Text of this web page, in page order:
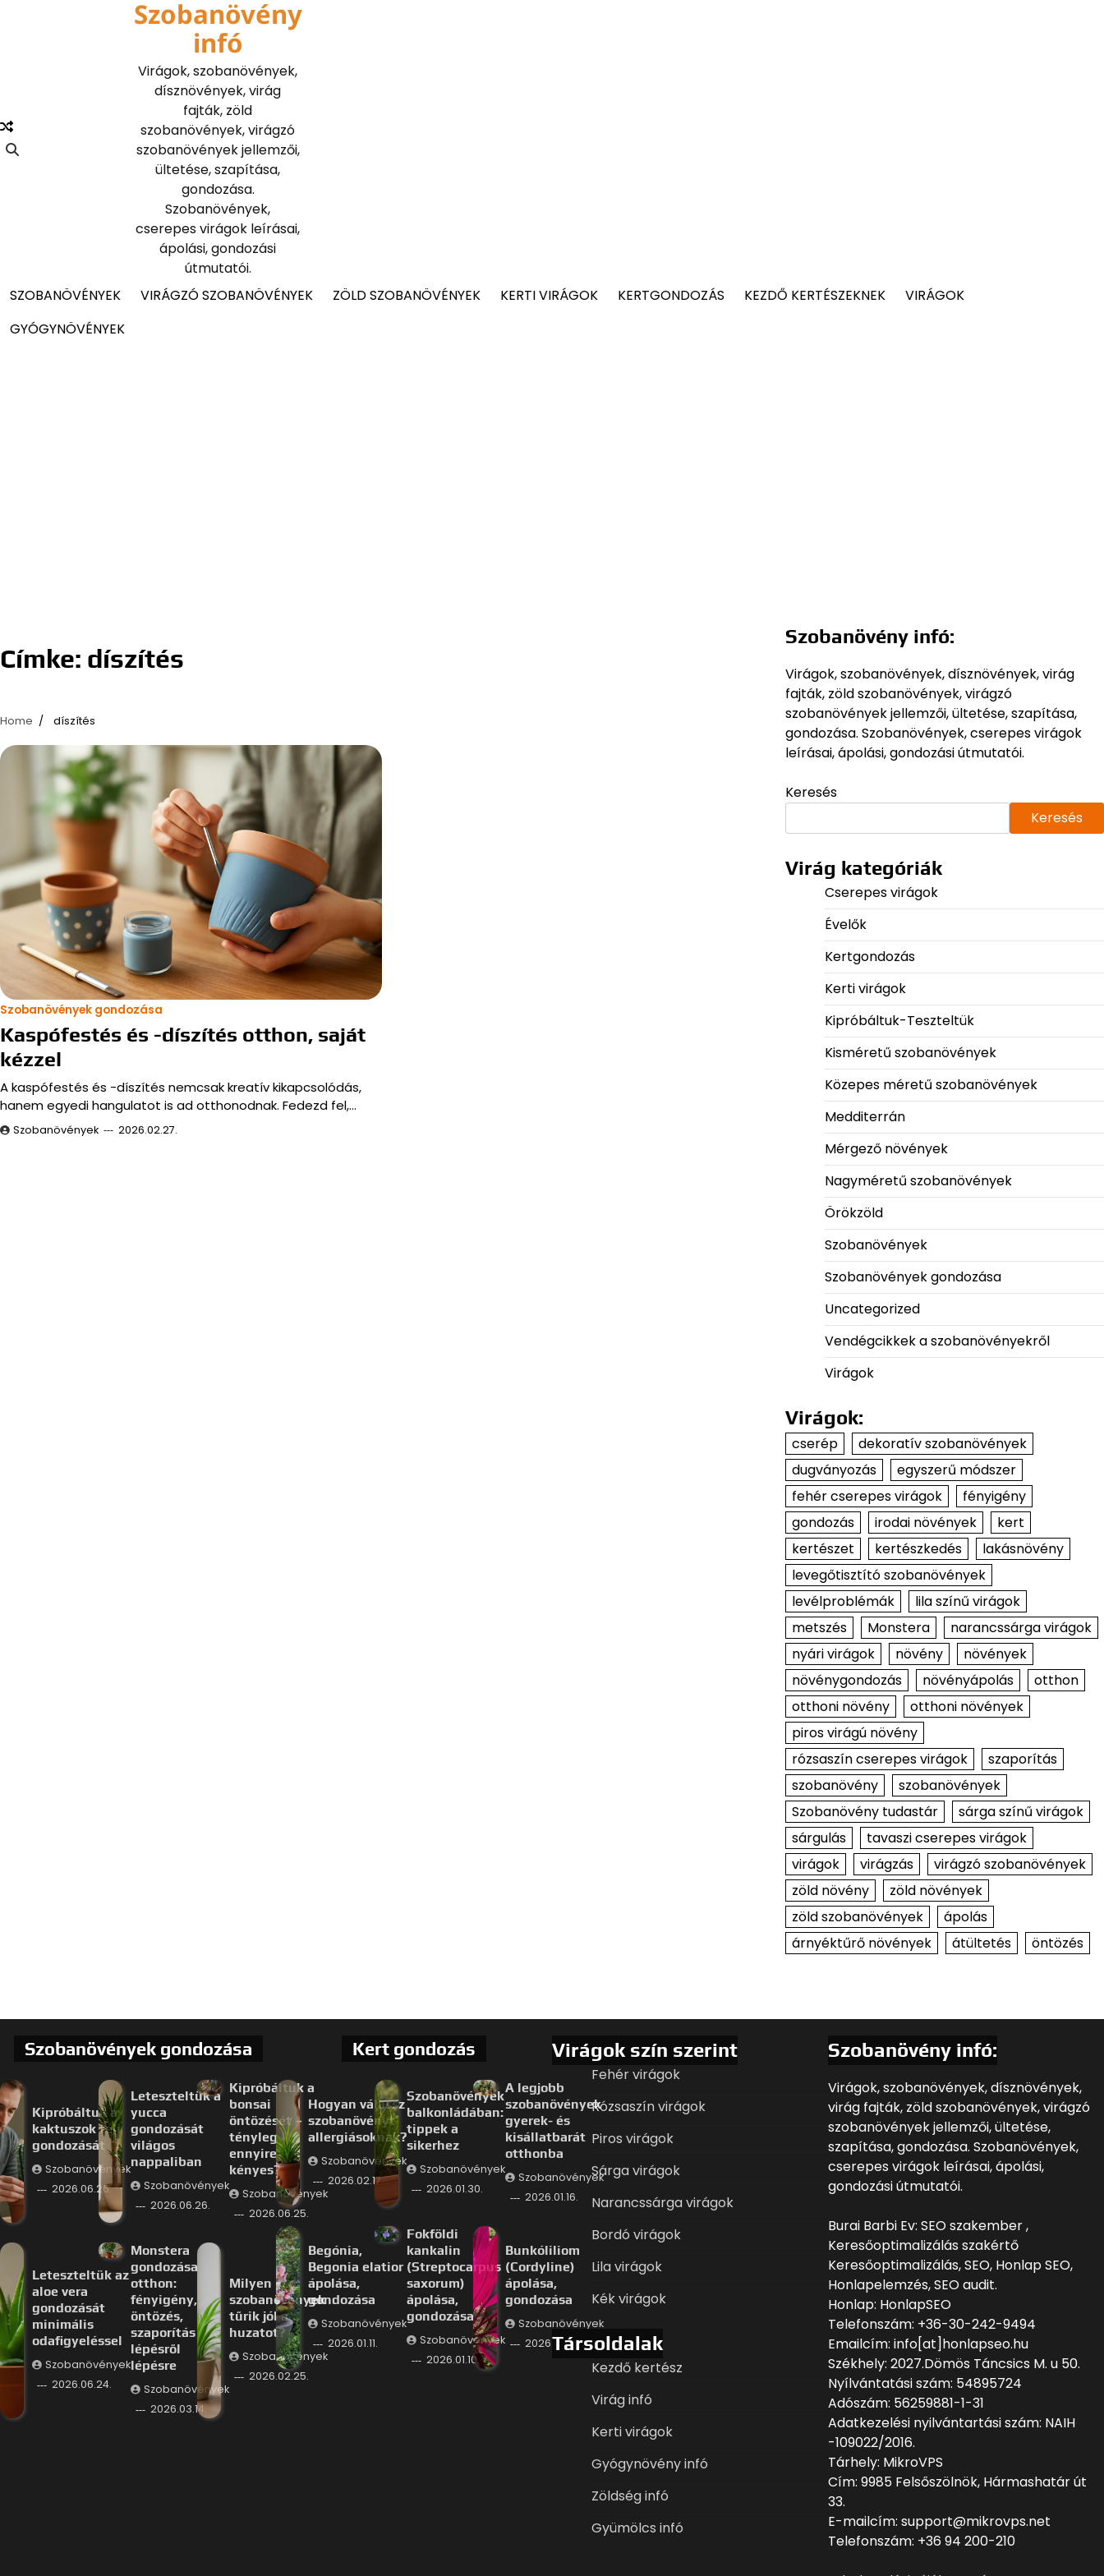
Szobanövény
infó
Virágok, szobanövények,
dísznövények, virág
fajták, zöld
szobanövények, virágzó
szobanövények jellemzői,
ültetése, szapítása,
gondozása.
Szobanövények,
cserepes virágok leírásai,
ápolási, gondozási
útmutatói.
SZOBANÖVÉNYEK
VIRÁGZÓ SZOBANÖVÉNYEK ZÖLD SZOBANÖVÉNYEK KERTI VIRÁGOK KERTGONDOZÁS KEZDŐ KERTÉSZEKNEK
VIRÁGOK
GYÓGYNÖVÉNYEK
Címke: díszítés
Home díszítés
Szobanövények gondozása
Kaspófestés és -díszítés otthon, saját
kézzel
A kaspófestés és -díszítés nemcsak kreatív kikapcsolódás,
hanem egyedi hangulatot is ad otthonodnak. Fedezd fel,…
Szobanövények 2026.02.27.
Szobanövény infó:
Virágok, szobanövények, dísznövények, virág
fajták, zöld szobanövények, virágzó
szobanövények jellemzői, ültetése, szapítása,
gondozása. Szobanövények, cserepes virágok
leírásai, ápolási, gondozási útmutatói.
Keresés
Keresés
Virág kategóriák
Cserepes virágok
Évelők
Kertgondozás
Kerti virágok
Kipróbáltuk-Teszteltük
Kisméretű szobanövények
Közepes méretű szobanövények
Medditerrán
Mérgező növények
Nagyméretű szobanövények
Örökzöld
Szobanövények
Szobanövények gondozása
Uncategorized
Vendégcikkek a szobanövényekről
Virágok
Virágok:
cserép
dekoratív szobanövények
dugványozás
egyszerű módszer
fehér cserepes virágok
fényigény
gondozás
irodai növények
kert
kertészet
kertészkedés
lakásnövény
levegőtisztító szobanövények
levélproblémák
lila színű virágok
metszés
Monstera
narancssárga virágok
nyári virágok
növény
növények
növénygondozás
növényápolás
otthon
otthoni növény
otthoni növények
piros virágú növény
rózsaszín cserepes virágok
szaporítás
szobanövény
szobanövények
Szobanövény tudastár
sárga színű virágok
sárgulás
tavaszi cserepes virágok
virágok
virágzás
virágzó szobanövények
zöld növény
zöld növények
zöld szobanövények
ápolás
árnyéktűrő növények
átültetés öntözés
Szobanövények gondozása
Kipróbáltuk a
kaktuszok téli
gondozását
Szobanövények
2026.06.26.
Leteszteltük a
yucca
gondozását
világos
nappaliban
Szobanövények
2026.06.26.
Kipróbáltuk a
bonsai
öntözését –
tényleg
ennyire
kényes?
Szobanövények
2026.06.25.
Leteszteltük az
aloe vera
gondozását
minimális
odafigyeléssel
Szobanövények
2026.06.24.
Monstera
gondozása
otthon:
fényigény,
öntözés,
szaporítás
lépésről
lépésre
Szobanövények
2026.03.14.
Milyen
szobanövények
tűrik jól a
huzatot?
Szobanövények
2026.02.25.
Kert gondozás
Hogyan válassz
szobanövényt
allergiásoknak?
Szobanövények
2026.02.17.
Szobanövények
balkonládában:
tippek a
sikerhez
Szobanövények
2026.01.30.
A legjobb
szobanövények
gyerek- és
kisállatbarát
otthonba
Szobanövények
2026.01.16.
Begónia,
Begonia elatior
ápolása,
gondozása
Szobanövények
2026.01.11.
Fokföldi
kankalin
(Streptocarpus
saxorum)
ápolása,
gondozása
Szobanövények
2026.01.10.
Bunkóliliom
(Cordyline)
ápolása,
gondozása
Szobanövények
2026.01.09.
Virágok szín szerint
Fehér virágok
Rózsaszín virágok
Piros virágok
Sárga virágok
Narancssárga virágok
Bordó virágok
Lila virágok
Kék virágok
Társoldalak
Kezdő kertész
Virág infó
Kerti virágok
Gyógynövény infó
Zöldség infó
Gyümölcs infó
Szobanövény infó:
Virágok, szobanövények, dísznövények,
virág fajták, zöld szobanövények, virágzó
szobanövények jellemzői, ültetése,
szapítása, gondozása. Szobanövények,
cserepes virágok leírásai, ápolási,
gondozási útmutatói.
Burai Barbi Ev: SEO szakember ,
Keresőoptimalizálás szakértő
Keresőoptimalizálás, SEO, Honlap SEO,
Honlapelemzés, SEO audit.
Honlap: HonlapSEO
Telefonszám: +36-30-242-9494
Emailcím: info[at]honlapseo.hu
Székhely: 2027.Dömös Táncsics M. u 50.
Nyílvántatási szám: 54895724
Adószám: 56259881-1-31
Adatkezelési nyilvántartási szám: NAIH
-109022/2016.
Tárhely: MikroVPS
Cím: 9985 Felsőszölnök, Hármashatár út
33.
E-mailcím: support@mikrovps.net
Telefonszám: +36 94 200-210